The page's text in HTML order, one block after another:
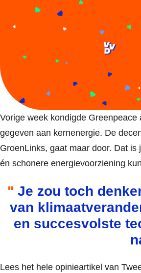
Vorige week kondigde Greenpeace
gegeven aan kernenergie. De
GroenLinks, gaat maar door. Dat
én schonere energievoorziening
Je zou toch
van
en succesvolste
Lees het hele opinieartikel van